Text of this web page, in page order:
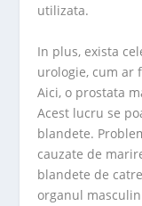
utilizata.
In plus, exista
urologie, cum ar
Aici, o prostata
Acest lucru se
blandete.
cauzate de
blandete de
organul